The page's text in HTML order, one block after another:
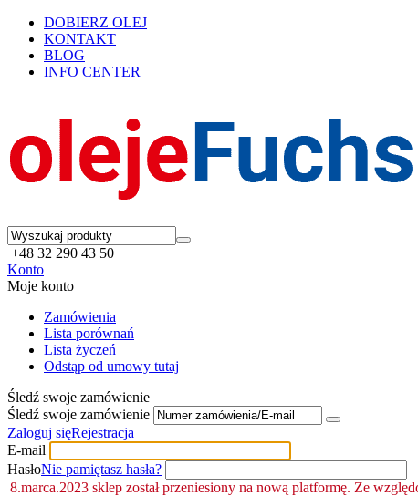
DOBIERZ OLEJ
KONTAKT
BLOG
INFO CENTER
+48 32 290 43 50
Konto
Moje konto
Zamówienia
Lista porównań
Lista życzeń
Odstąp od umowy tutaj
Śledź swoje zamówienie
Śledź swoje zamówienie
Zaloguj sięRejestracja
E-mail
HasłoNie pamiętasz hasła?
8.marca.2023 sklep został przeniesiony na nową platformę. Ze